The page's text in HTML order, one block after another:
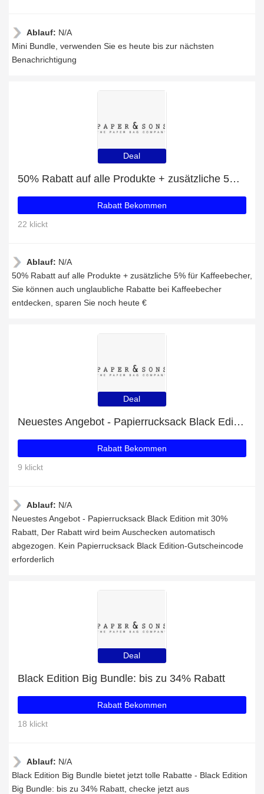
Ablauf: N/A
Mini Bundle, verwenden Sie es heute bis zur nächsten
Benachrichtigung
Deal
50% Rabatt auf alle Produkte + zusätzliche 5% für Kaffeebecher
Rabatt Bekommen
22 klickt
Ablauf: N/A
50% Rabatt auf alle Produkte + zusätzliche 5% für Kaffeebecher,
Sie können auch unglaubliche Rabatte bei Kaffeebecher
entdecken, sparen Sie noch heute €
Deal
Neuestes Angebot - Papierrucksack Black Edition mit 30% Rabatt
Rabatt Bekommen
9 klickt
Ablauf: N/A
Neuestes Angebot - Papierrucksack Black Edition mit 30%
Rabatt, Der Rabatt wird beim Auschecken automatisch
abgezogen. Kein Papierrucksack Black Edition-Gutscheincode
erforderlich
Deal
Black Edition Big Bundle: bis zu 34% Rabatt
Rabatt Bekommen
18 klickt
Ablauf: N/A
Black Edition Big Bundle bietet jetzt tolle Rabatte - Black Edition
Big Bundle: bis zu 34% Rabatt, checke jetzt aus